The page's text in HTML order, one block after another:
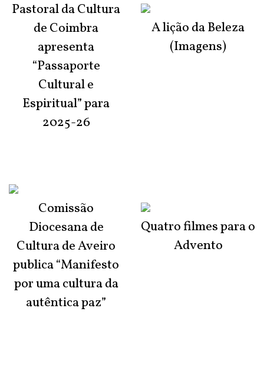
Pastoral da Cultura
de Coimbra
apresenta
“Passaporte
Cultural e
Espiritual” para
2025-26
Comissão
Diocesana de
Cultura de Aveiro
publica “Manifesto
por uma cultura da
autêntica paz”
A lição da Beleza
(Imagens)
Quatro filmes para o
Advento